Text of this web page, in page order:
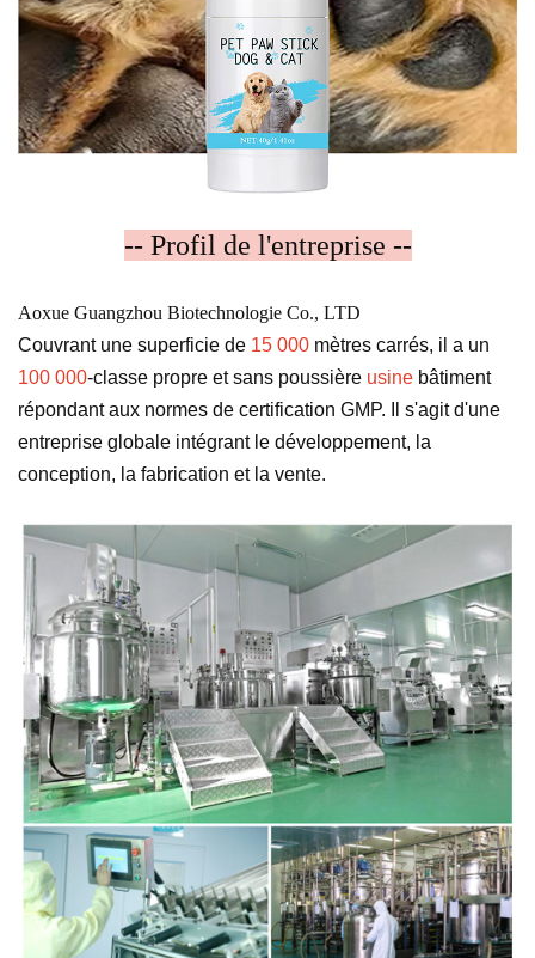
-- Profil de l'entreprise --
Aoxue Guangzhou Biotechnologie Co., LTD
Couvrant une superficie de 15 000 mètres carrés, il a un
100 000-classe propre et sans poussière usine bâtiment
répondant aux normes de certification GMP. Il s'agit d'une
entreprise globale intégrant le développement, la
conception, la fabrication et la vente.